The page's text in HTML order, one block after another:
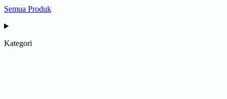
Semua Produk
Kategori